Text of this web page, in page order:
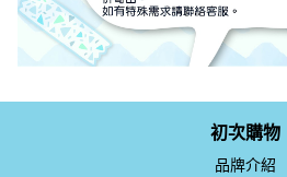
初次購物
品牌介紹